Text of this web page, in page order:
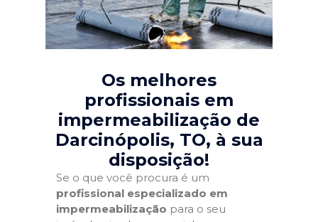
Os melhores
profissionais em
impermeabilização de
Darcinópolis, TO, à sua
disposição!
Se o que você procura é um
profissional especializado em
impermeabilização para o seu